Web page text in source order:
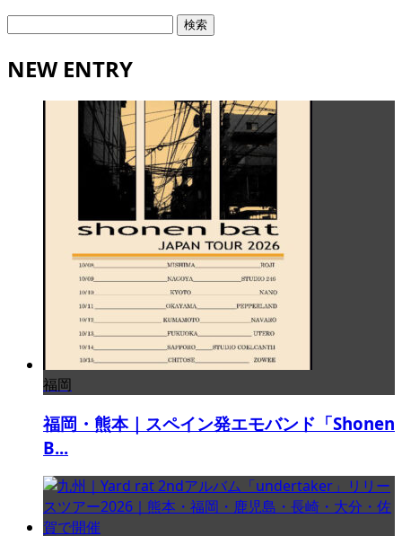
検
NEW ENTRY
福岡
福岡・熊本｜スペイン発エモバンド「Shonen
B...